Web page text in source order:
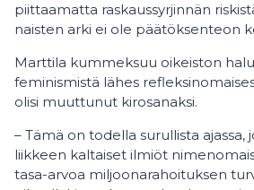
piittaamatta raskaussyrjinnän
naisten arki ei ole päätöksenteon
Marttila kummeksuu oikeiston
feminismistä lähes
olisi muuttunut kirosanaksi.
– Tämä on todella surullista ajassa,
liikkeen kaltaiset ilmiöt
tasa-arvoa miljoonarahoituksen